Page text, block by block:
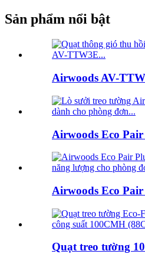
Sản phẩm nổi bật
Airwoods AV-
Airwoods Eco
Airwoods Eco Pair
Quạt treo tường